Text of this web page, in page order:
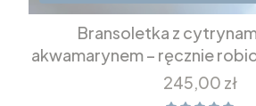
Bransoletka z
akwamarynem – ręcznie
z selenitem
Cena
245,00 zł